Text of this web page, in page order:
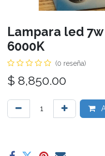
Lampara led
6000K
(0 reseña)
$ 8,850.00